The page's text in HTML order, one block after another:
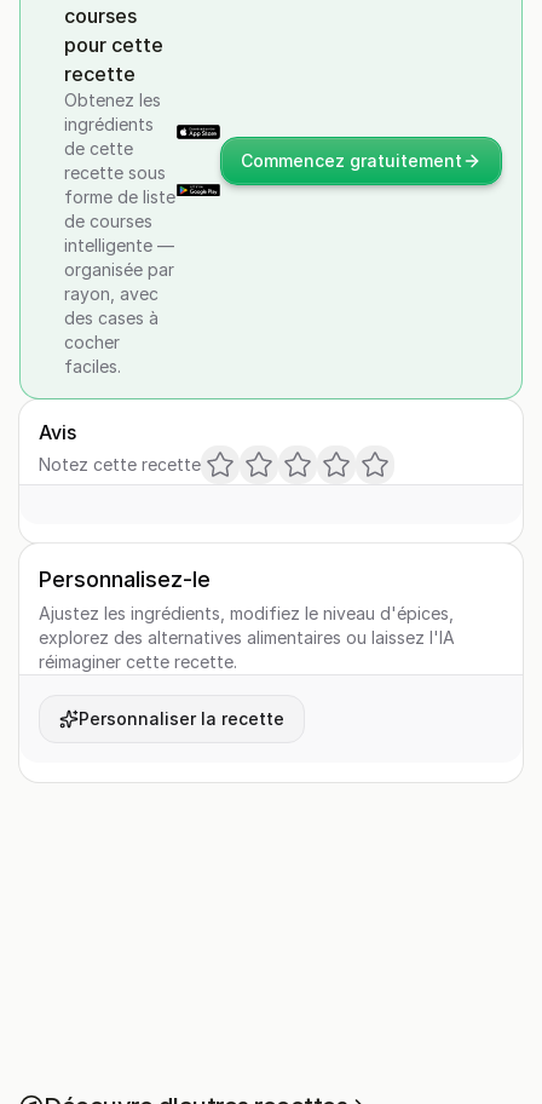
courses
pour cette
recette
Obtenez les
ingrédients
de cette
recette sous
forme de liste
de courses
intelligente —
organisée par
rayon, avec
des cases à
cocher
faciles.
Commencez gratuitement
Avis
Notez cette recette
Personnalisez-le
Ajustez les ingrédients, modifiez le niveau d'épices,
explorez des alternatives alimentaires ou laissez l'IA
réimaginer cette recette.
Personnaliser la recette